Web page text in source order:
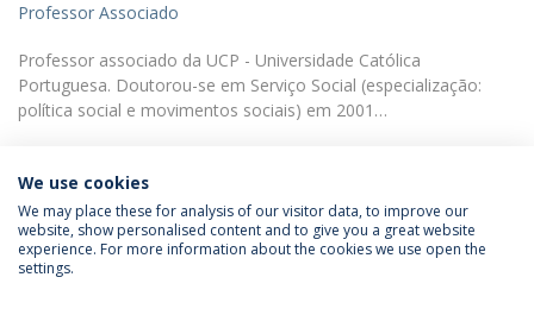
Professor Associado
Professor associado da UCP - Universidade Católica
Portuguesa. Doutorou-se em Serviço Social (especialização:
política social e movimentos sociais) em 2001…
Política de Privacidade
Termos & Condições
We use cookies
We may place these for analysis of our visitor data, to improve our
website, show personalised content and to give you a great website
experience. For more information about the cookies we use open the
settings.